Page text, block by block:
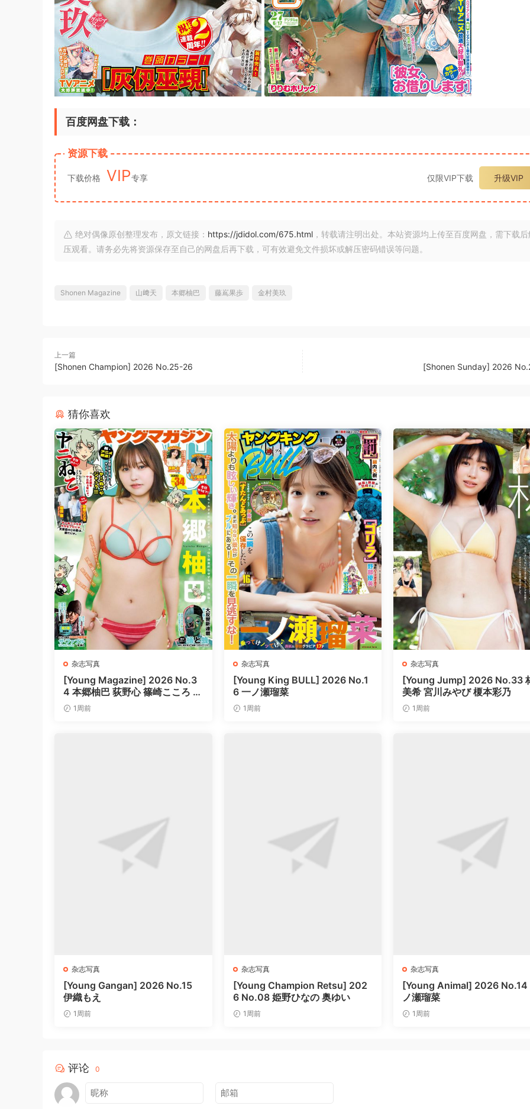
百度网盘下载：
资源下载
下载价格 VIP专享 仅限VIP下载 升级VIP
绝对偶像原创整理发布，原文链接： https://jdidol.com/675.html ，转载请注明出处。本站资源均上传至百度网盘，需下载后
压观看。请务必先将资源保存至自己的网盘后再下载，可有效避免文件损坏或解压密码错误等问题。
Shonen Magazine 山﨑天 本郷柚巴 藤嶌果歩 金村美玖
上一篇
[Shonen Champion] 2026 No.25-26 [Shonen Sunday] 2026
猜你喜欢
杂志写真
[Young Magazine] 2026 No.3
4 本郷柚巴 荻野心 篠崎こころ 上
ノ堀結愛
1周前
杂志写真
[Young King BULL] 2026 No.1
6 一ノ瀬瑠菜
1周前
杂志写真
[Young Jump] 2026 No.33
美希 宮川みやび 榎本彩乃
1周前
杂志写真
[Young Gangan] 2026 No.15
伊織もえ
1周前
杂志写真
[Young Champion Retsu] 202
6 No.08 姫野ひなの 奥ゆい
1周前
杂志写真
[Young Animal] 2026 No.14
ノ瀬瑠菜
1周前
评论 0